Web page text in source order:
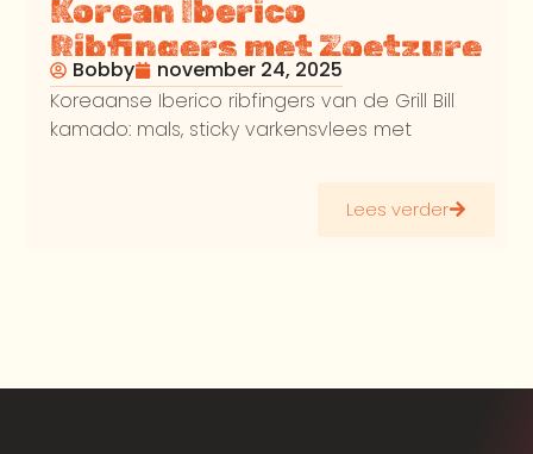
Korean Iberico
Ribfingers met Zoetzure
salade
Bobby
november 24, 2025
Koreaanse Iberico ribfingers van de Grill Bill
kamado: mals, sticky varkensvlees met
Lees verder